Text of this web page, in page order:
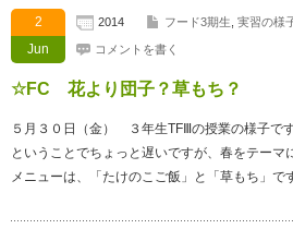
2
Jun
2014 フード3期生 実習の様
コメントを書く
☆FC 花より団子？草もち？
５月３０日（金） ３年生TFⅢの授業の様子で
ということでちょっと遅いですが、春をテーマ
メニューは、「たけのこご飯」と「草もち」